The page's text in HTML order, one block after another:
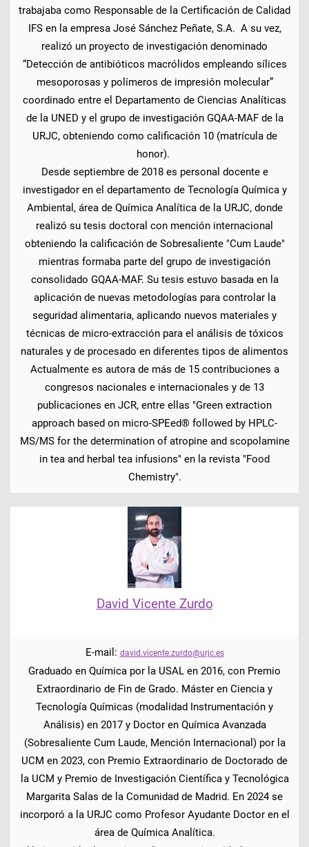
trabajaba como Responsable de la Certificación de Calidad
IFS en la empresa José Sánchez Peñate, S.A. A su vez,
realizó un proyecto de investigación denominado
“Detección de antibióticos macrólidos empleando sílices
mesoporosas y polímeros de impresión molecular”
coordinado entre el Departamento de Ciencias Analíticas
de la UNED y el grupo de investigación GQAA-MAF de la
URJC, obteniendo como calificación 10 (matrícula de
honor).
Desde septiembre de 2018 es personal docente e
investigador en el departamento de Tecnología Química y
Ambiental, área de Química Analítica de la URJC, donde
realizó su tesis doctoral con mención internacional
obteniendo la calificación de Sobresaliente "Cum Laude"
mientras formaba parte del grupo de investigación
consolidado GQAA-MAF. Su tesis estuvo basada en la
aplicación de nuevas metodologías para controlar la
seguridad alimentaria, aplicando nuevos materiales y
técnicas de micro-extracción para el análisis de tóxicos
naturales y de procesado en diferentes tipos de alimentos
Actualmente es autora de más de 15 contribuciones a
congresos nacionales e internacionales y de 13
publicaciones en JCR, entre ellas "Green extraction
approach based on micro-SPEed® followed by HPLC-
MS/MS for the determination of atropine and scopolamine
in tea and herbal tea infusions" en la revista "Food
Chemistry".
David Vicente Zurdo
E-mail: david.vicente.zurdo@urjc.es
Graduado en Química por la USAL en 2016, con Premio
Extraordinario de Fin de Grado. Máster en Ciencia y
Tecnología Químicas (modalidad Instrumentación y
Análisis) en 2017 y Doctor en Química Avanzada
(Sobresaliente Cum Laude, Mención Internacional) por la
UCM en 2023, con Premio Extraordinario de Doctorado de
la UCM y Premio de Investigación Científica y Tecnológica
Margarita Salas de la Comunidad de Madrid. En 2024 se
incorporó a la URJC como Profesor Ayudante Doctor en el
área de Química Analítica.